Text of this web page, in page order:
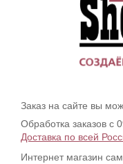
Заказ на сайте вы
Обработка заказов с
Доставка по всей
Интернет магазин